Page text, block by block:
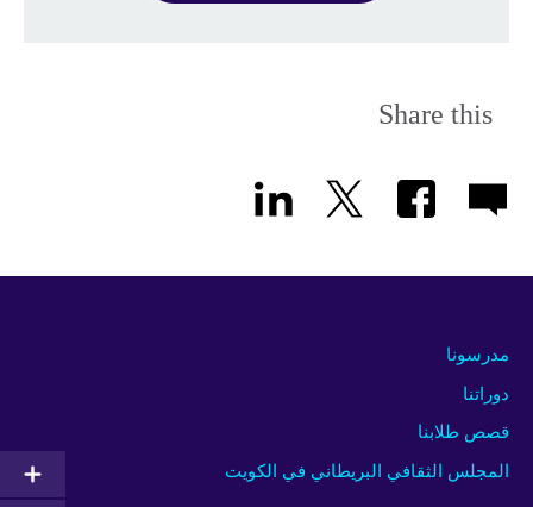
Share this
مدرسونا
دوراتنا
قصص طلابنا
المجلس الثقافي البريطاني في الكويت